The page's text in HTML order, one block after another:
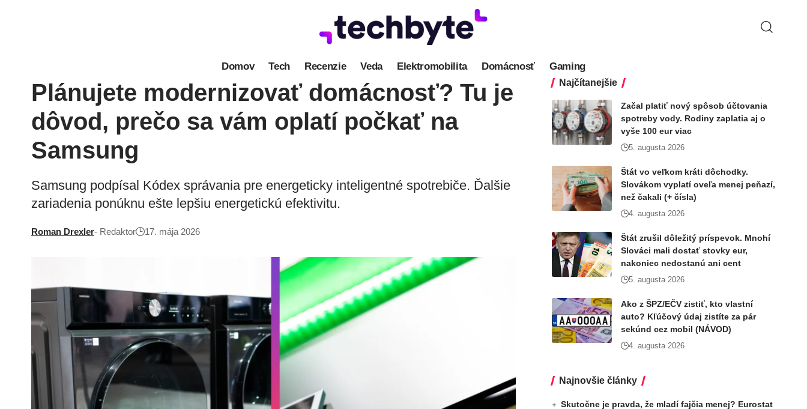
Domov Tech Recenzie Veda Elektromobilita Domácnosť Gaming
Plánujete modernizovať domácnosť? Tu je
dôvod, prečo sa vám oplatí počkať na
Samsung
Samsung podpísal Kódex správania pre energeticky inteligentné spotrebiče. Ďalšie
zariadenia ponúknu ešte lepšiu energetickú efektivitu.
Roman Drexler- Redaktor 17. mája 2026
Najčítanejšie
Začal platiť nový spôsob účtovania
spotreby vody. Rodiny zaplatia aj o
vyše 100 eur viac
5. augusta 2026
Štát vo veľkom kráti dôchodky.
Slovákom vyplatí oveľa menej peňazí,
než čakali (+ čísla)
4. augusta 2026
Štát zrušil dôležitý príspevok. Mnohí
Slováci mali dostať stovky eur,
nakoniec nedostanú ani cent
5. augusta 2026
Ako z ŠPZ/EČV zistiť, kto vlastní
auto? Kľúčový údaj zistíte za pár
sekúnd cez mobil (NÁVOD)
4. augusta 2026
Najnovšie články
Skutočne je pravda, že mladí fajčia menej? Eurostat